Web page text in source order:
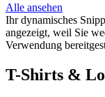
Alle ansehen
Ihr dynamisches
angezeigt, weil Sie
Verwendung
T-Shirts &